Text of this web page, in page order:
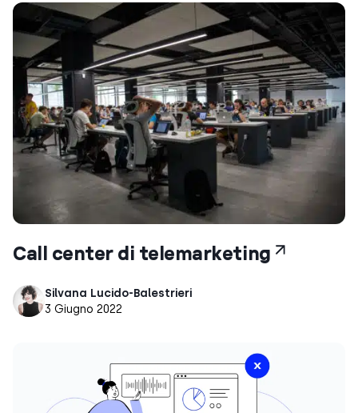
Call center di telemarketing
Silvana Lucido-Balestrieri
3 Giugno 2022